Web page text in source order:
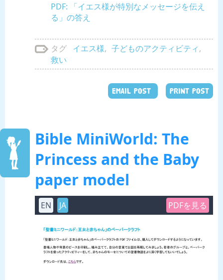
PDF: 「イエス様が特別なメッセージを伝え
る」の答え
タグ イエス様, 子どものアクティビティ,
救い
EMAIL POST PRINT POST
Bible MiniWorld: The
Princess and the Baby
paper model
EN JA PDFを見る